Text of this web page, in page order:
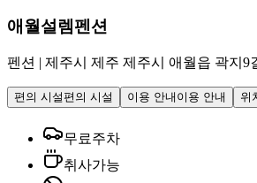
애월설렘펜션
펜션 | 제주시 제주 제주시 애월읍 곽지9
편의 시설 편의 시설 이용 안내 이용 안내 위
무료주차
취사가능